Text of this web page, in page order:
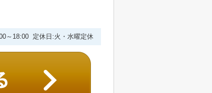
～18:00 定休日:火・水曜定休